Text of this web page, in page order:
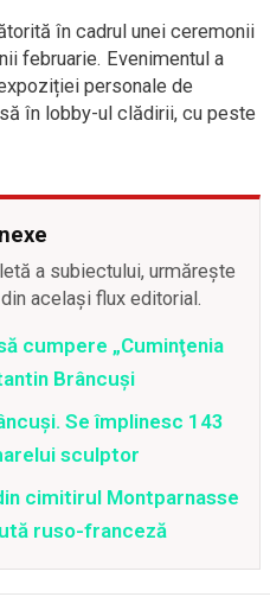
în cadrul unei ceremonii
februarie. Evenimentul a
personale de
în lobby-ul clădirii, cu peste
a subiectului, urmărește
același flux editorial.
cumpere „Cuminţenia
Brâncuşi
Se împlinesc 143
sculptor
cimitirul Montparnasse
ruso-franceză